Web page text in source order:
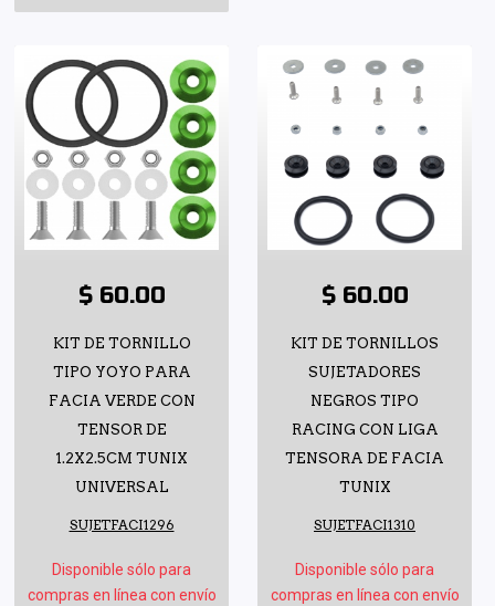
$ 60.00
KIT DE TORNILLO
TIPO YOYO PARA
FACIA VERDE CON
TENSOR DE
1.2X2.5CM TUNIX
UNIVERSAL
SUJETFACI1296
Disponible sólo para
compras en línea con envío
$ 60.00
KIT DE TORNILLOS
SUJETADORES
NEGROS TIPO
RACING CON LIGA
TENSORA DE FACIA
TUNIX
SUJETFACI1310
Disponible sólo para
compras en línea con envío